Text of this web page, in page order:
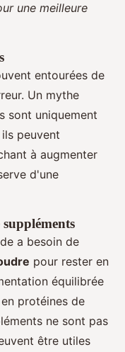
une meilleure
entourées de
Un mythe
sont uniquement
peuvent
à augmenter
d'une
a besoin de
pour rester en
équilibrée
protéines de
ne sont pas
être utiles